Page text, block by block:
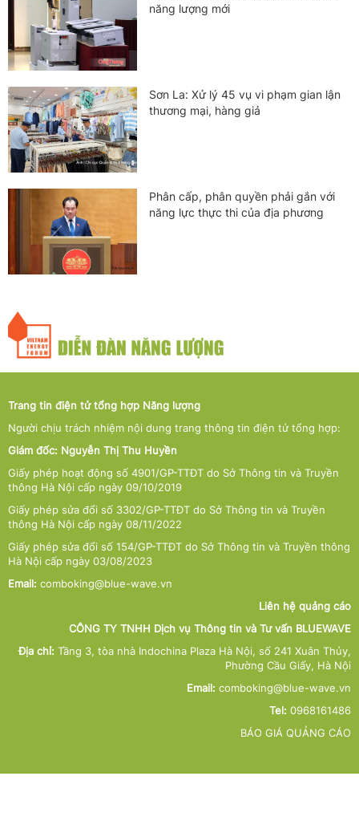
năng lượng mới
Sơn La: Xử lý 45 vụ vi phạm gian lận
thương mại, hàng giả
Phân cấp, phân quyền phải gắn với
năng lực thực thi của địa phương
Trang tin điện tử tổng hợp Năng lượng
Người chịu trách nhiệm nội dung trang thông tin điện tử tổng hợp:
Giám đốc: Nguyễn Thị Thu Huyền
Giấy phép hoạt động số 4901/GP-TTĐT do Sở Thông tin và Truyền
thông Hà Nội cấp ngày 09/10/2019
Giấy phép sửa đổi số 3302/GP-TTĐT do Sở Thông tin và Truyền
thông Hà Nội cấp ngày 08/11/2022
Giấy phép sửa đổi số 154/GP-TTĐT do Sở Thông tin và Truyền thông
Hà Nội cấp ngày 03/08/2023
Email: comboking@blue-wave.vn
Liên hệ quảng cáo
CÔNG TY TNHH Dịch vụ Thông tin và Tư vấn BLUEWAVE
Địa chỉ: Tầng 3, tòa nhà Indochina Plaza Hà Nội, số 241 Xuân Thủy,
Phường Cầu Giấy, Hà Nội
Email: comboking@blue-wave.vn
Tel: 0968161486
BÁO GIÁ QUẢNG CÁO